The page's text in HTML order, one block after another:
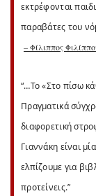
εκτρέφονται
παραβάτες του
– Φίλιππος
“…Το «Στο πίσω
Πραγματικά
διαφορετική
Γιαννάκη είναι
ελπίζουμε για
προτείνεις.”